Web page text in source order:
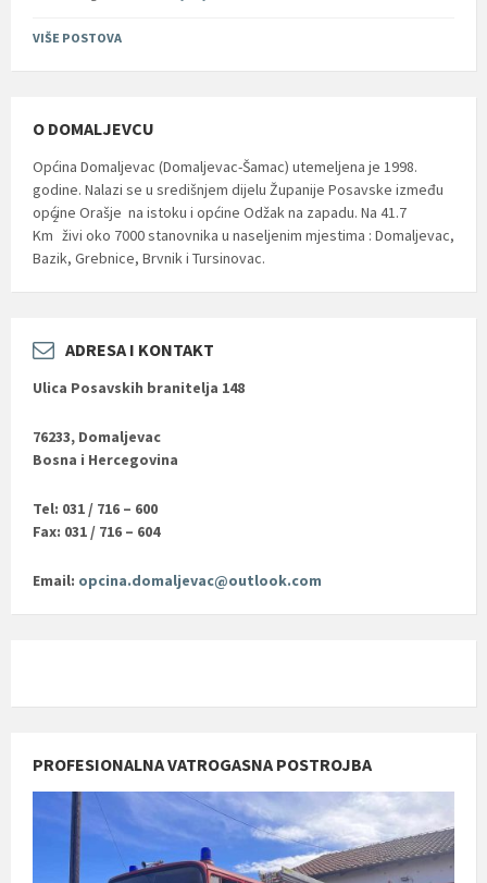
VIŠE POSTOVA
O DOMALJEVCU
Općina Domaljevac (Domaljevac-Šamac) utemeljena je 1998.
godine. Nalazi se u središnjem dijelu Županije Posavske između
općine Orašje na istoku i općine Odžak na zapadu. Na 41.7
Km
2
živi oko 7000 stanovnika u naseljenim mjestima : Domaljevac,
Bazik, Grebnice, Brvnik i Tursinovac.
ADRESA I KONTAKT
Ulica Posavskih branitelja 148
76233, Domaljevac
Bosna i Hercegovina
Tel: 031 / 716 – 600
Fax: 031 / 716 – 604
Email: opcina.domaljevac@outlook.com
PROFESIONALNA VATROGASNA POSTROJBA